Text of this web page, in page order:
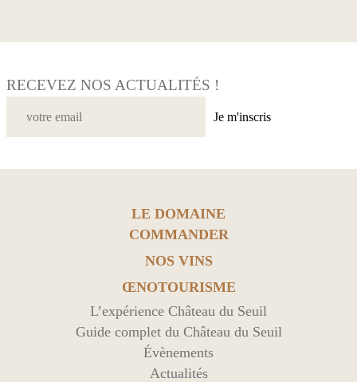
RECEVEZ NOS ACTUALITÉS !
Je m'inscris
LE DOMAINE
COMMANDER
NOS VINS
ŒNOTOURISME
L’expérience Château du Seuil
Guide complet du Château du Seuil
Évènements
Actualités